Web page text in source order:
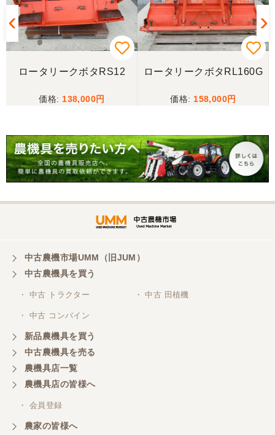
ロータリークボタRS12
138,000
ロータリークボタRL160G
158,000
中古農機市場UMM（旧JUM）
中古農機具を買う
・ 中古 トラクター ・ 中古 田植機
・ 中古 コンバイン
新品農機具を買う
中古農機具を売る
農機具店一覧
農機具店の皆様へ
・ 会員登録
農家の皆様へ